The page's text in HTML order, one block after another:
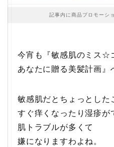
記事内に商品プロモーシ
今宵も『敏感肌のミス☆
あなたに贈る美髪計画』
敏感肌だとちょっとした
すぐ痒くなったり湿疹が
肌トラブルが多くて
嫌になりますわよね。